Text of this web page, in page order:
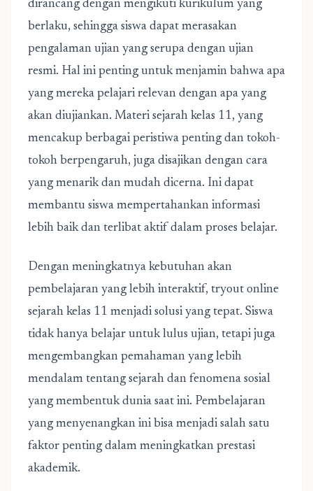
dirancang dengan mengikuti kurikulum yang
berlaku, sehingga siswa dapat merasakan
pengalaman ujian yang serupa dengan ujian
resmi. Hal ini penting untuk menjamin bahwa apa
yang mereka pelajari relevan dengan apa yang
akan diujiankan. Materi sejarah kelas 11, yang
mencakup berbagai peristiwa penting dan tokoh-
tokoh berpengaruh, juga disajikan dengan cara
yang menarik dan mudah dicerna. Ini dapat
membantu siswa mempertahankan informasi
lebih baik dan terlibat aktif dalam proses belajar.
Dengan meningkatnya kebutuhan akan
pembelajaran yang lebih interaktif, tryout online
sejarah kelas 11 menjadi solusi yang tepat. Siswa
tidak hanya belajar untuk lulus ujian, tetapi juga
mengembangkan pemahaman yang lebih
mendalam tentang sejarah dan fenomena sosial
yang membentuk dunia saat ini. Pembelajaran
yang menyenangkan ini bisa menjadi salah satu
faktor penting dalam meningkatkan prestasi
akademik.